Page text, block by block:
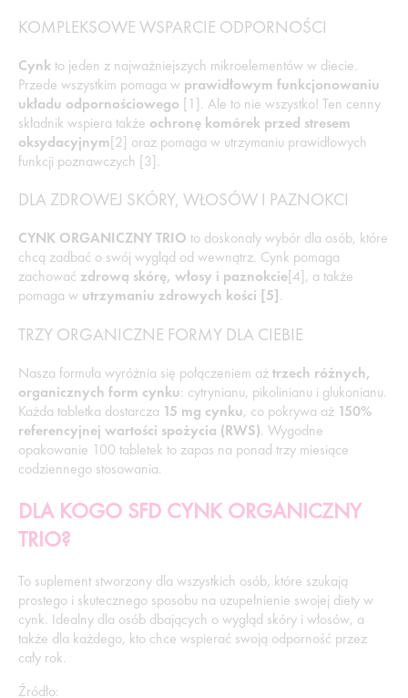
KOMPLEKSOWE WSPARCIE ODPORNOŚCI
Cynkto jeden z najważniejszych mikroelementów w diecie.
Przede wszystkim pomaga w prawidłowym funkcjonowaniu
układu odpornościowego [1]. Ale to nie wszystko! Ten cenny
składnik wspiera także ochronę komórek przed stresem
oksydacyjnym[2] oraz pomaga w utrzymaniu prawidłowych
funkcji poznawczych [3].
DLA ZDROWEJ SKÓRY, WŁOSÓW I PAZNOKCI
CYNK ORGANICZNY TRIO to doskonały wybór dla osób, które
chcą zadbać o swój wygląd od wewnątrz. Cynk pomaga
zachować zdrową skórę, włosy i paznokcie[4], a także
pomaga w utrzymaniu zdrowych kości [5].
TRZY ORGANICZNE FORMY DLA CIEBIE
Nasza formuła wyróżnia się połączeniem ażtrzech różnych,
organicznych form cynku: cytrynianu, pikolinianu i glukonianu.
Każda tabletka dostarcza 15 mg cynku, co pokrywa aż 150%
referencyjnej wartości spożycia (RWS). Wygodne
opakowanie 100 tabletek to zapas na ponad trzy miesiące
codziennego stosowania.
DLA KOGO SFD CYNK ORGANICZNY
TRIO?
To suplement stworzony dla wszystkich osób, które szukają
prostego i skutecznego sposobu na uzupełnienie swojej diety w
cynk. Idealny dla osób dbających o wygląd skóry i włosów, a
także dla każdego, kto chce wspierać swoją odporność przez
cały rok.
Źródło: